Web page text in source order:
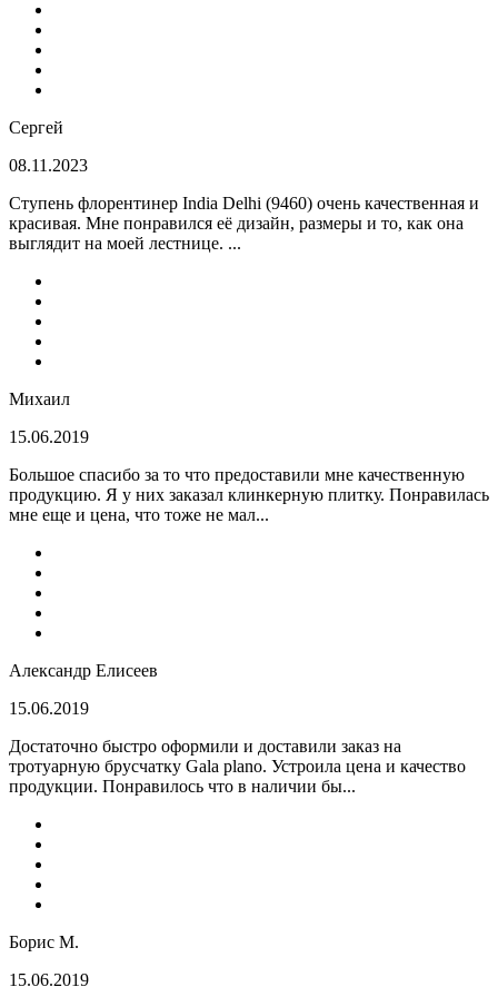
Сергей
08.11.2023
Ступень флорентинер India Delhi (9460) очень качественная и
красивая. Мне понравился её дизайн, размеры и то, как она
выглядит на моей лестнице. ...
Михаил
15.06.2019
Большое спасибо за то что предоставили мне качественную
продукцию. Я у них заказал клинкерную плитку. Понравилась
мне еще и цена, что тоже не мал...
Александр Елисеев
15.06.2019
Достаточно быстро оформили и доставили заказ на
тротуарную брусчатку Gala plano. Устроила цена и качество
продукции. Понравилось что в наличии бы...
Борис М.
15.06.2019